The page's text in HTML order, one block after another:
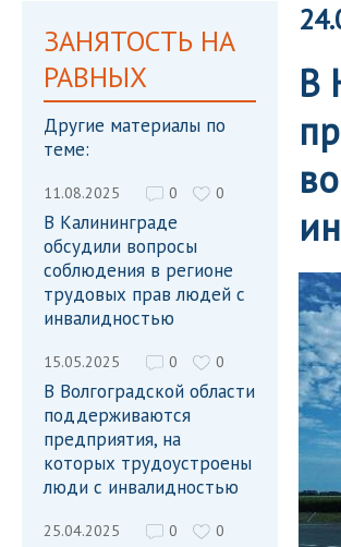
ЗАНЯТОСТЬ НА
РАВНЫХ
Другие материалы по
теме:
11.08.2025 0 0
В Калининграде
обсудили вопросы
соблюдения в регионе
трудовых прав людей с
инвалидностью
15.05.2025 0 0
В Волгоградской области
поддерживаются
предприятия, на
которых трудоустроены
люди с инвалидностью
25.04.2025 0 0
В